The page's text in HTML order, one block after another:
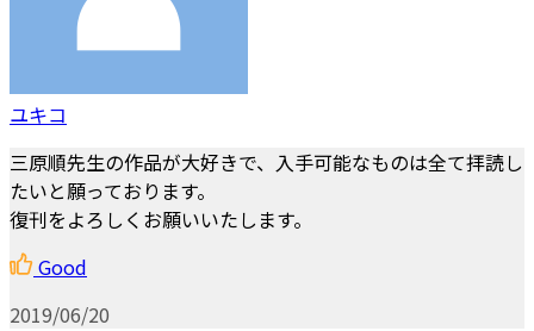
ユキコ
三原順先生の作品が大好きで、入手可能なものは全て拝読し
たいと願っております。
復刊をよろしくお願いいたします。
Good
2019/06/20